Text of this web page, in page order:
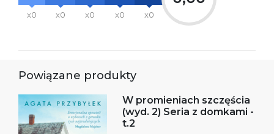
x0
x0
x0
x0
x0
Powiązane produkty
W promieniach szczęścia
(wyd. 2) Seria z domkami -
t.2